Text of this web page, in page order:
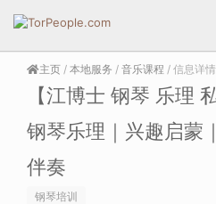
主页 / 本地服务 / 音乐课程 / 信息详情
【江博士 钢琴 乐理
钢琴乐理｜兴趣启蒙
伴奏
钢琴培训